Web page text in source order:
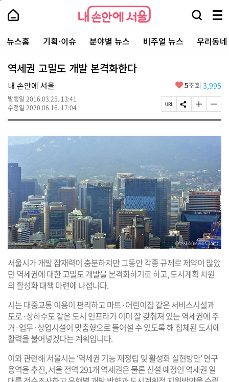
본
로
가
내
손
안
에
서
울
-
서
울
시
대
표
소
포
털
내
손
에
울
검
창
열
기
메
뉴
전
체
보
주
요
서
뉴스홈 기획·이슈 분야별 뉴스 비주얼 뉴스 우리동
역세권 고밀도 개발 본격화한다
내 손안에 서울
발행일 2016.03.25. 13:41
수정일 2020.06.16. 17:04
좋
요
5조회 3,995
페
이
U
사
S
N
공
글
자
기
게
경
하
기
글
자
기
작
변
경
하
기
서울시가 개발 잠재력이 충분하지만 그동안 각종 규제로 제약이 많았
던 역세권에 대한 고밀도 개발을 본격화하기로 하고, 도시계획 차원
의 활성화 대책 마련에 나섭니다.
시는 대중교통 이용이 편리하고 마트·어린이집 같은 서비스시설과
도로·상하수도 같은 도시 인프라가 이미 잘 갖춰져 있는 역세권에 주
거·업무·상업시설이 맞춤형으로 들어설 수 있도록 해 침체된 도시에
활력을 불어넣겠다는 계획입니다.
이와 관련해 서울시는 ‘역세권 기능 재정립 및 활성화 실현방안’ 연구
용역을 추진, 서울 전역 291개 역세권은 물론 신설 예정인 역세권 일
페
상
단
로